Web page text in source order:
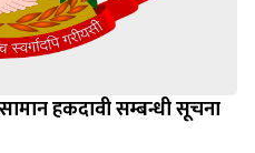
हकदावी सम्बन्धी सूचना